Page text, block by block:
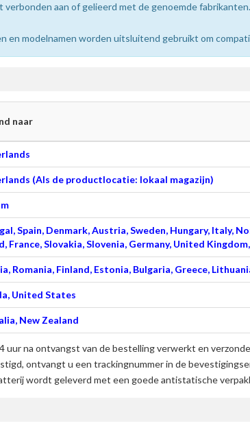
verbonden aan of gelieerd met de genoemde
en modelnamen worden uitsluitend gebruikt om
naar
(Als de productlocatie: lokaal magazijn)
Spain, Denmark, Austria, Sweden, Hungary, Italy,
France, Slovakia, Slovenia, Germany, United
Romania, Finland, Estonia, Bulgaria, Greece,
United States
New Zealand
uur na ontvangst van de bestelling verwerkt en
ontvangt u een trackingnummer in de
wordt geleverd met een goede antistatische